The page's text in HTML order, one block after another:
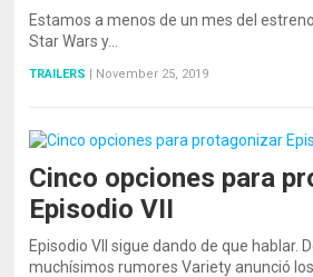
Estamos a menos de un mes del
Star Wars y…
TRAILERS | November 25, 2019
Cinco opciones para
Episodio VII
Episodio VII sigue dando de que hablar.
muchísimos rumores Variety anunció los